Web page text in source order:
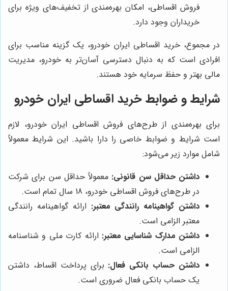
فروش اقساطی، امکان بهره‌مندی از تخفیف‌های ویژه برای
خریداران وجود دارد.
در مجموع، خرید اقساطی ایران خودرو، یک گزینه مناسب برای
افرادی است که به دنبال دسترسی آسان‌تر به خودرو، مدیریت
مالی بهتر و حفظ سرمایه خود هستند.
شرایط و ضوابط خرید اقساطی ایران خودرو
برای بهره‌مندی از طرح‌های فروش اقساطی ایران خودرو، لازم
است شرایط و ضوابط خاصی را دارا باشید. این شرایط معمولاً
شامل موارد زیر می‌شود:
داشتن حداقل سن قانونی: معمولاً حداقل سن برای شرکت
در طرح‌های فروش اقساطی خودرو، 18 سال تمام است.
داشتن گواهینامه رانندگی معتبر: ارائه گواهینامه رانندگی
معتبر الزامی است.
داشتن مدارک شناسایی معتبر: ارائه کارت ملی و شناسنامه
الزامی است.
داشتن حساب بانکی فعال: برای پرداخت اقساط، داشتن
یک حساب بانکی فعال ضروری است.